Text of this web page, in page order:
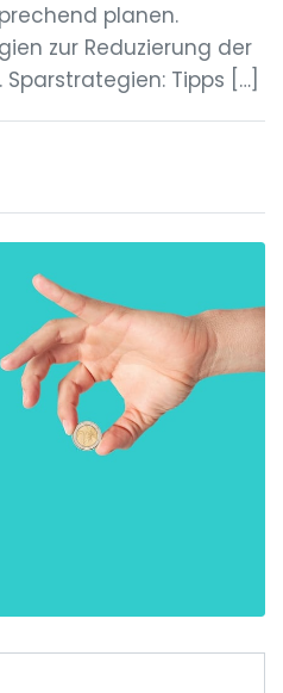
planen.
zur Reduzierung der
Tipps […]